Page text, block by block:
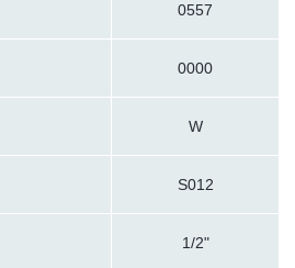
0557
0000
W
S012
1/2"